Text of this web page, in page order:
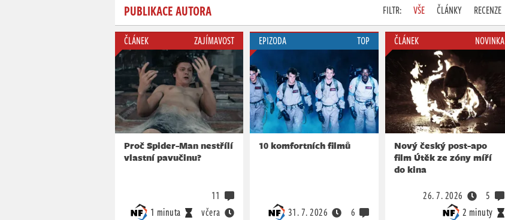
PUBLIKACE AUTORA FILTR: VŠE ČLÁNKY RECENZE
ČLÁNEK ZAJÍMAVOST
Proč Spider-Man nestřílí
vlastní pavučinu?
1 minuta včera
11
EPIZODA TOP
10 komfortních filmů
31. 7. 2026 6
ČLÁNEK NOVINKA
Nový český post-apo
film Útěk ze zóny míří
do kina
2 minuty
26. 7. 2026 5